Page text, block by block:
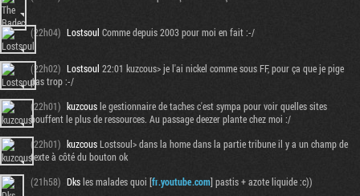
(22h04) Lostsoul Comme depuis 2003 pour moi en fait :-/
(22h02) Lostsoul 22:01 kuzcous> je l'ai nickel comme sous FF, pour ça que je pige
pas trop :-/
(22h01) kuzcousle gestionnaire de taches c'est sympa pour voir quelles sites
bouffent le plus de ressources. Au passage deezer plante chez moi :/
(22h01) kuzcousLostsoul> dans la home dans la partie tribune il y a un champ de
texte à côté du bouton ok
(21h58) Dksles malades quoi [fr.youtube.com] pastis + azote liquide :c))